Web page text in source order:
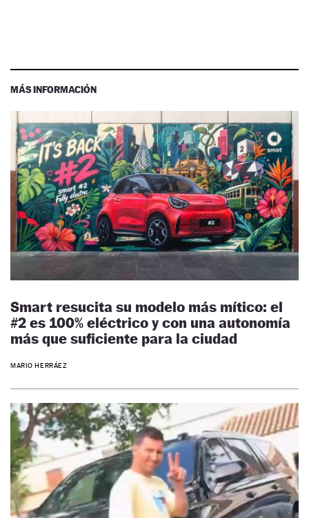
MÁS INFORMACIÓN
Smart resucita su modelo más mítico: el
#2 es 100% eléctrico y con una autonomía
más que suficiente para la ciudad
MARIO HERRÁEZ